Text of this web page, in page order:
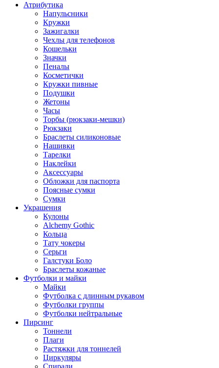
Атрибутика
Напульсники
Кружки
Зажигалки
Чехлы для телефонов
Кошельки
Значки
Пеналы
Косметички
Кружки пивные
Подушки
Жетоны
Часы
Торбы (рюкзаки-мешки)
Рюкзаки
Браслеты силиконовые
Нашивки
Тарелки
Наклейки
Аксессуары
Обложки для паспорта
Поясные сумки
Сумки
Украшения
Кулоны
Alchemy Gothic
Кольца
Тату чокеры
Серьги
Галстуки Боло
Браслеты кожаные
Футболки и майки
Майки
Футболка с длинным рукавом
Футболки группы
Футболки нейтральные
Пирсинг
Тоннели
Плаги
Растяжки для тоннелей
Циркуляры
Спирали